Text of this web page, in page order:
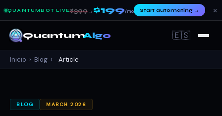
QUANTUMBOT LIVE$399→ $199/mo Start automating→ ×
QuantumAlgo 🇪🇸
Inicio › Blog › Article
BLOG MARCH 2026